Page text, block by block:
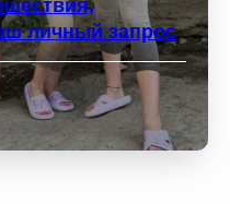
личный запрос